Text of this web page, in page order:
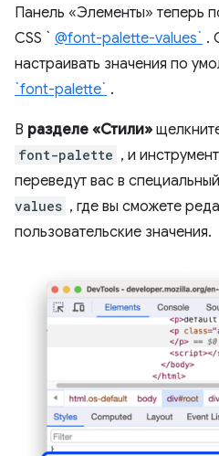
Панель «Элементы» теперь
CSS ` @font-palette-values` .
настраивать значения по
`font-palette` .
В разделе «Стили»
font-palette , и
переведут вас в
values , где вы сможете
пользовательские значения.